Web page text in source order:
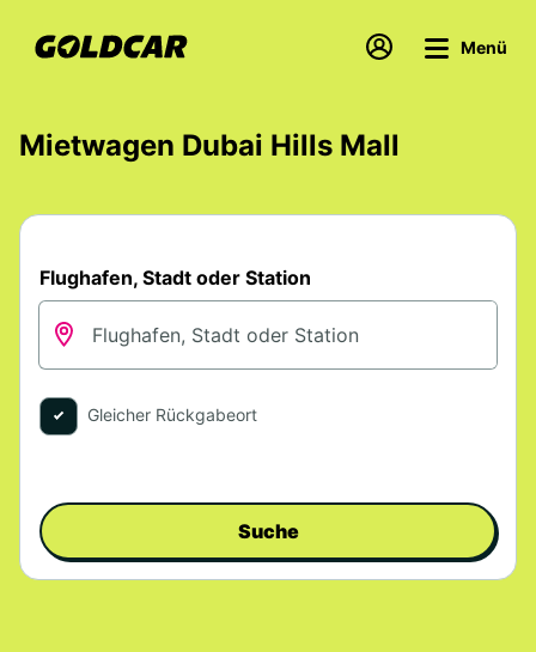
Menü
Mietwagen Dubai Hills Mall
Flughafen, Stadt oder Station
Gleicher Rückgabeort
Suche